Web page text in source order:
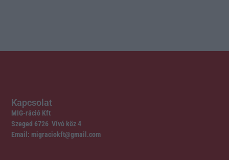
Kapcsolat
MIG-ráció Kft
Szeged 6726 Vívó köz 4
Email: migraciokft@gmail.com